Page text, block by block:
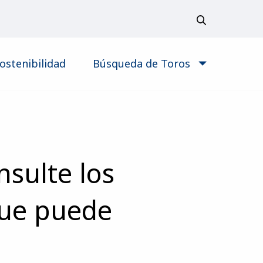
Búsqueda de Toros
los
puede